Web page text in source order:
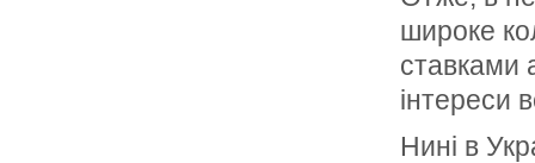
широке
ставками
інтереси
Нині в